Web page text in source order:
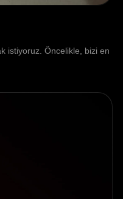
istiyoruz. Öncelikle, bizi en